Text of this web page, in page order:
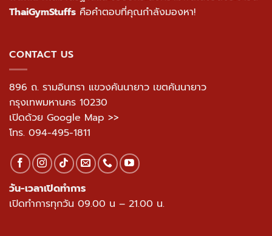
ThaiGymStuffs คือคำตอบที่คุณกำลังมองหา!
CONTACT US
896 ถ. รามอินทรา แขวงคันนายาว เขตคันนายาว
กรุงเทพมหานคร 10230
เปิดด้วย Google Map >>
โทร. 094-495-1811
วัน-เวลาเปิดทำการ
เปิดทำการทุกวัน 09.00 น – 21.00 น.